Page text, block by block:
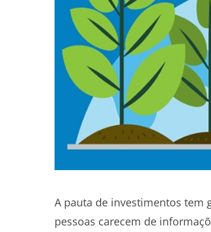
A pauta de investimentos tem
pessoas carecem de